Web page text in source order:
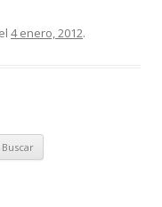
el 4 enero, 2012.